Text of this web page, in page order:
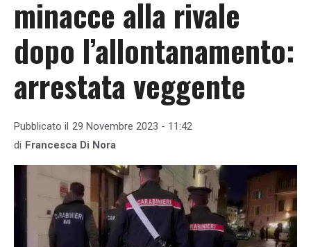
minacce alla rivale
dopo l’allontanamento:
arrestata veggente
Pubblicato il 29 Novembre 2023 - 11:42
di Francesca Di Nora